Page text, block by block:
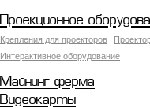
Проекционное
Крепления для проекторов
Интерактивное оборудование
Майнинг ферма
Видеокарты